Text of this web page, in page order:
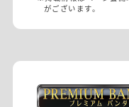
がございます。